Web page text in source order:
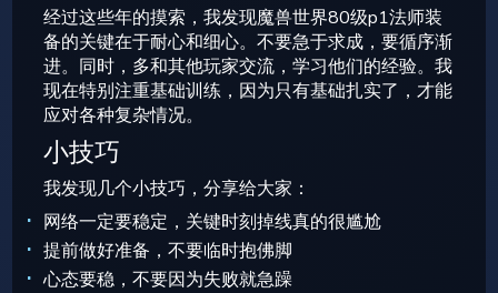
经过这些年的摸索，我发现魔兽世界80级p1法师装
备的关键在于耐心和细心。不要急于求成，要循序渐
进。同时，多和其他玩家交流，学习他们的经验。我
现在特别注重基础训练，因为只有基础扎实了，才能
应对各种复杂情况。
小技巧
我发现几个小技巧，分享给大家：
网络一定要稳定，关键时刻掉线真的很尴尬
提前做好准备，不要临时抱佛脚
心态要稳，不要因为失败就急躁